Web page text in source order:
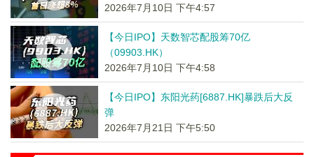
2026年7月10日 下午4:57
【今日IPO】天数智芯配股筹70亿
（09903.HK）
2026年7月10日 下午4:58
【今日IPO】东阳光药[6887.HK]暴跌后大反
弹
2026年7月21日 下午5:50